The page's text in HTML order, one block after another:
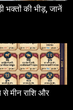
भक्तों की भीड़, जानें
मीन राशि और